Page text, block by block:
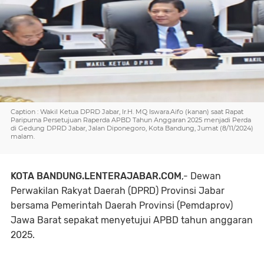
Caption : Wakil Ketua DPRD Jabar, Ir.H. MQ Iswara.Aifo (kanan) saat Rapat
Paripurna Persetujuan Raperda APBD Tahun Anggaran 2025 menjadi Perda
di Gedung DPRD Jabar, Jalan Diponegoro, Kota Bandung, Jumat (8/11/2024)
malam.
KOTA BANDUNG.LENTERAJABAR.COM,- Dewan
Perwakilan Rakyat Daerah (DPRD) Provinsi Jabar
bersama Pemerintah Daerah Provinsi (Pemdaprov)
Jawa Barat sepakat menyetujui APBD tahun anggaran
2025.